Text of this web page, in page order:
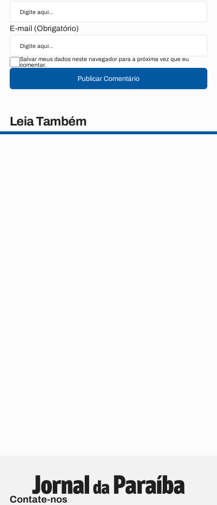
E-mail (Obrigatório)
Salvar meus dados neste navegador para a próxima vez que eu
comentar.
Publicar Comentário
Leia Também
Contate-nos